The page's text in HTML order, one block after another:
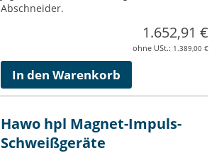
Abschneider.
1.652,91 €
1.389,00 €
In den Warenkorb
Hawo hpl Magnet-Impuls-
Schweißgeräte